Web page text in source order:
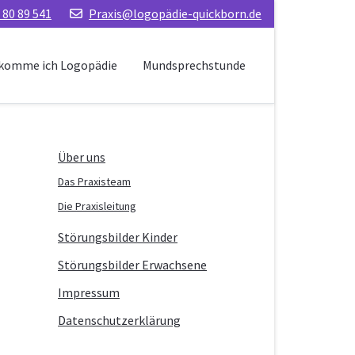
89 541 Praxis@logopädie-quickborn.de
ich Logopädie Mundsprechstunde
Über uns
Das Praxisteam
Die Praxisleitung
Störungsbilder Kinder
Störungsbilder Erwachsene
Impressum
Datenschutzerklärung